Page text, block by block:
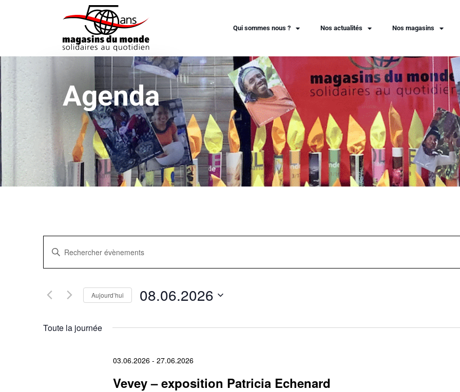
Qui sommes nous ? Nos actualités Nos magasins
Agenda
Recherche
et
navigation
vues
Évènements
Saisir
mot-
Rechercher
mot-
Aujourd’hui 08.06.2026
date.
Toute la journée
03.06.2026- 27.06.2026
Vevey – exposition Patricia Echenard